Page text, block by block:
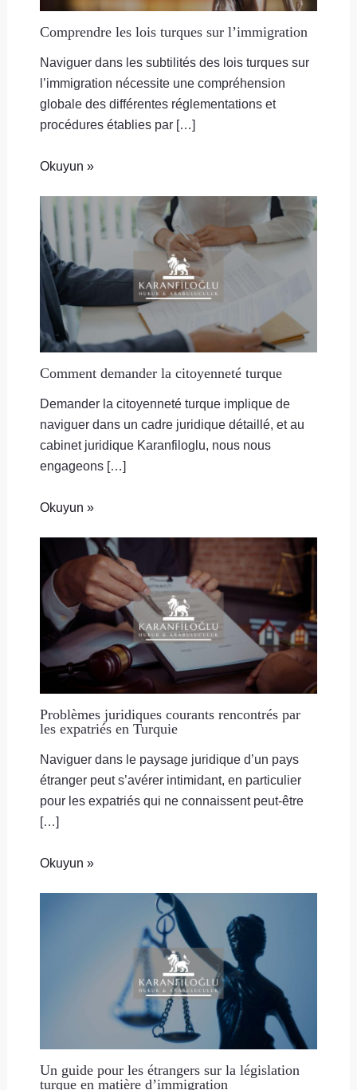
Comprendre les lois turques sur l’immigration
Naviguer dans les subtilités des lois turques sur
l’immigration nécessite une compréhension
globale des différentes réglementations et
procédures établies par […]
Okuyun »
Comment demander la citoyenneté turque
Demander la citoyenneté turque implique de
naviguer dans un cadre juridique détaillé, et au
cabinet juridique Karanfiloglu, nous nous
engageons […]
Okuyun »
Problèmes juridiques courants rencontrés par
les expatriés en Turquie
Naviguer dans le paysage juridique d’un pays
étranger peut s’avérer intimidant, en particulier
pour les expatriés qui ne connaissent peut-être
[…]
Okuyun »
Un guide pour les étrangers sur la législation
turque en matière d’immigration